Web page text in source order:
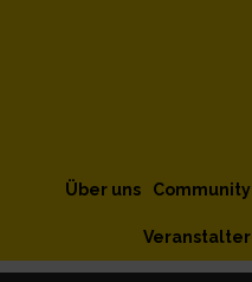
Community
Über uns
Veranstalter